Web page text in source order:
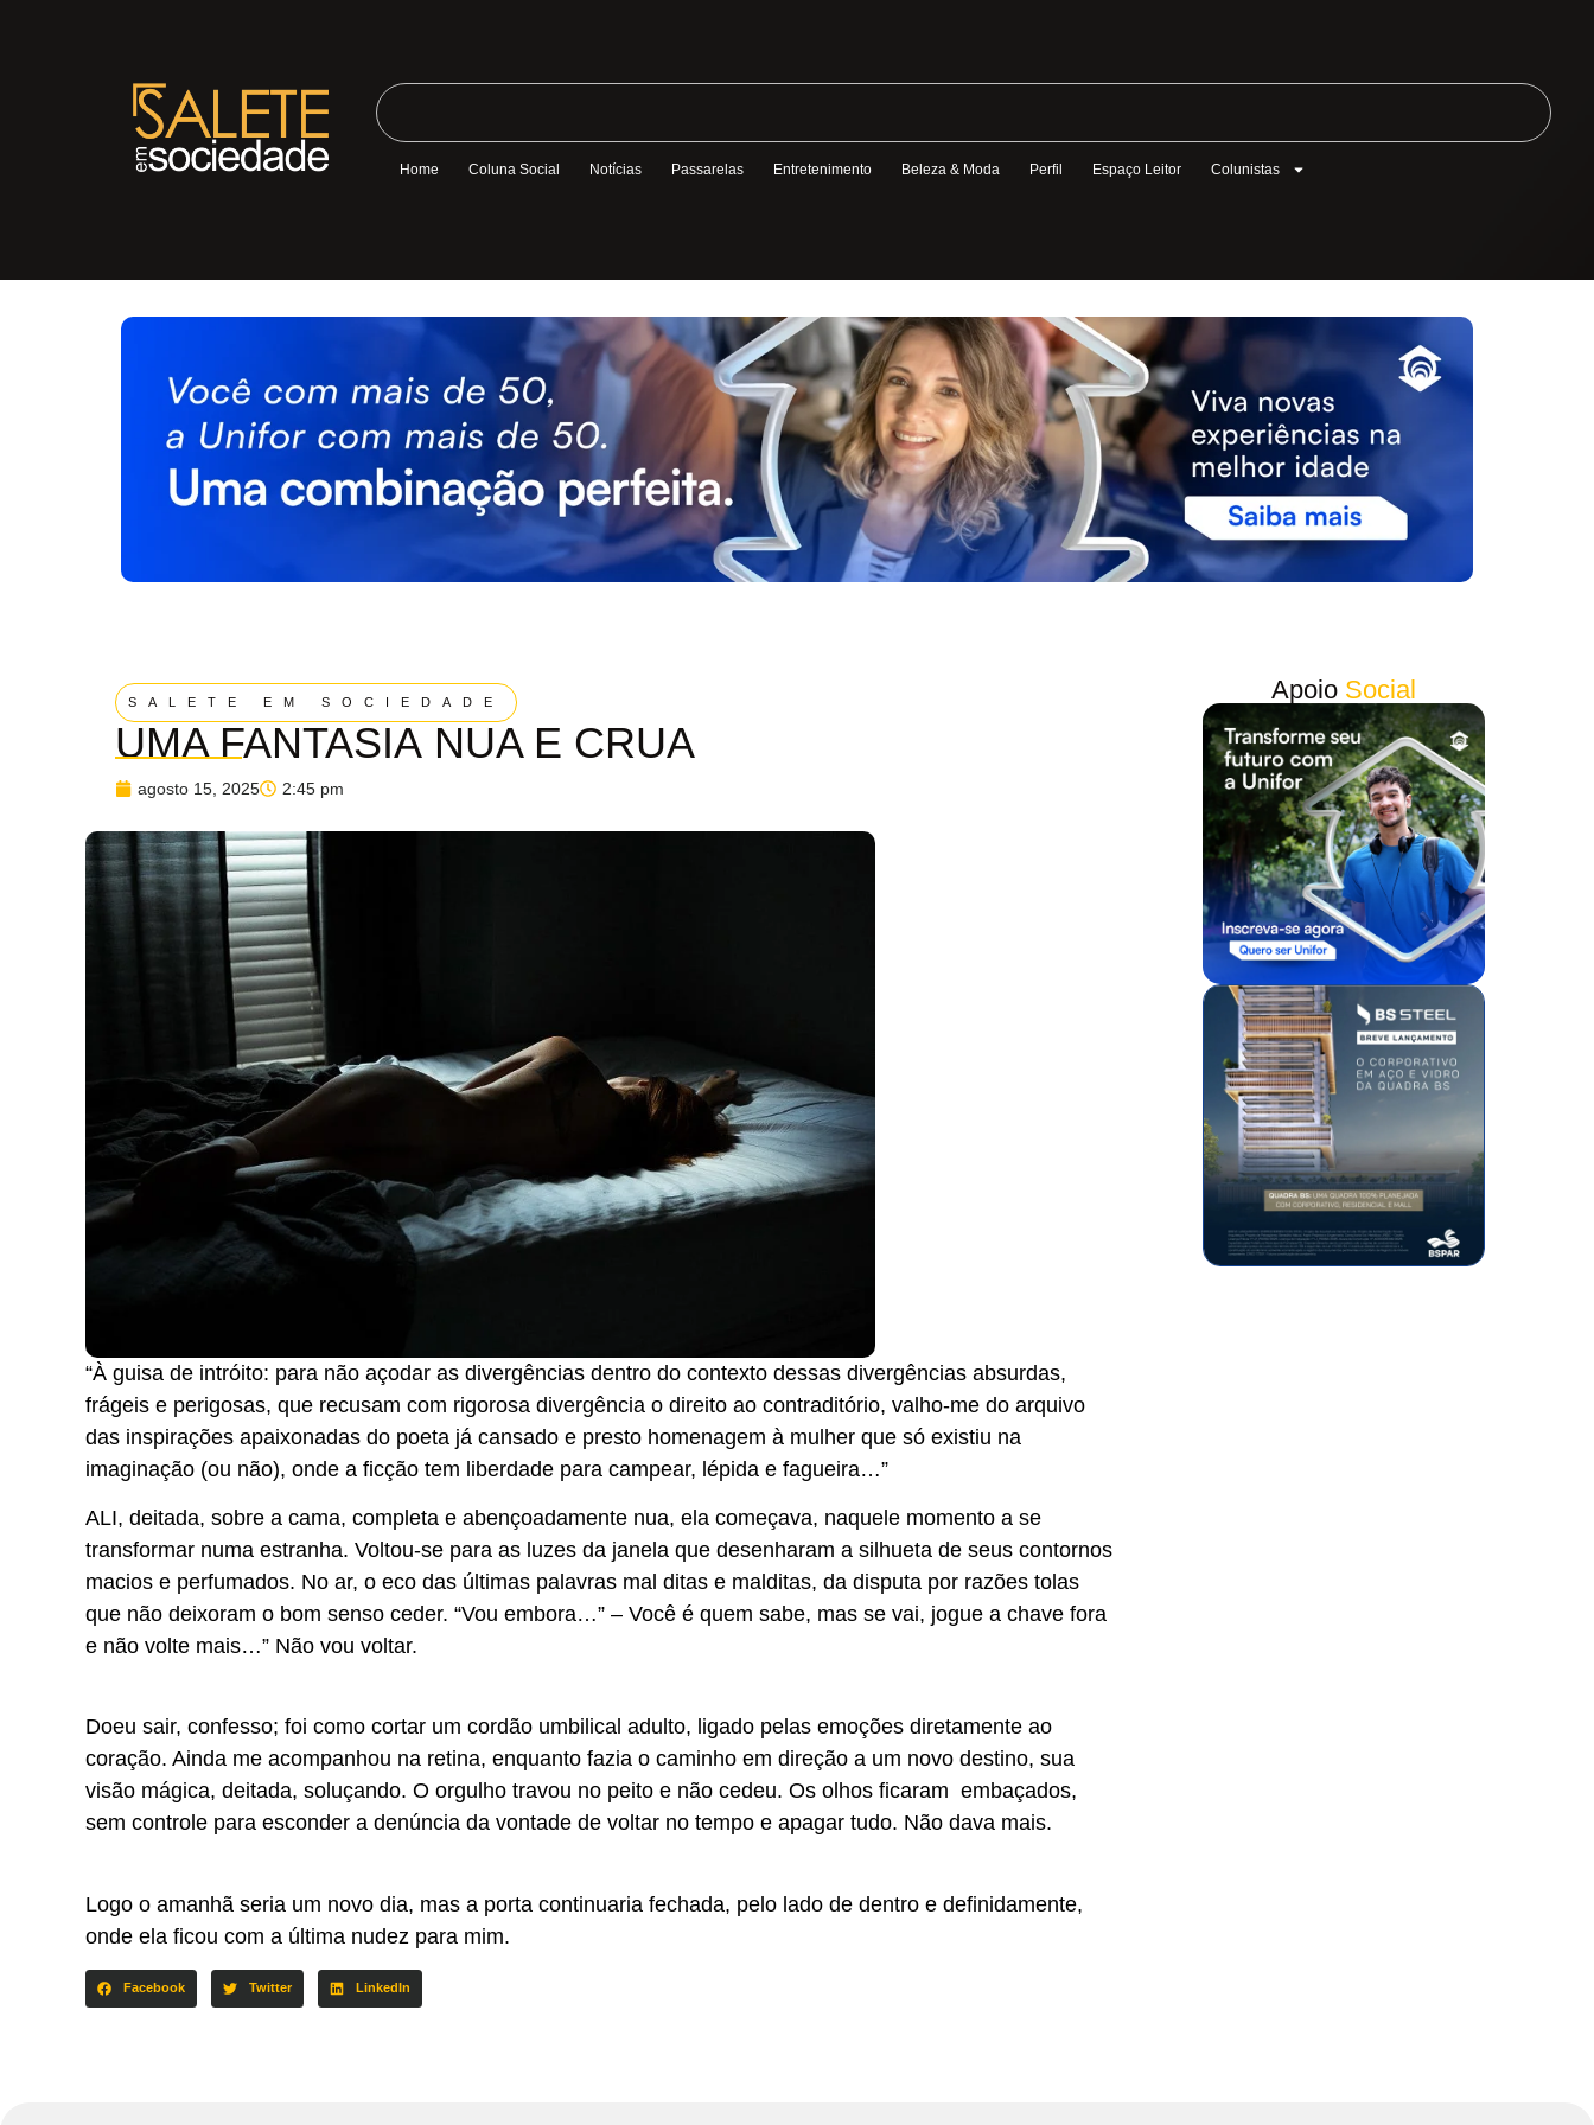
Home Coluna Social Notícias Passarelas Entretenimento Beleza & Moda Perfil Espaço Leitor Colunistas
SALETE EM SOCIEDADE
UMA FANTASIA NUA E CRUA
agosto 15, 2025 2:45 pm
“À guisa de intróito: para não açodar as divergências dentro do contexto dessas divergências absurdas,
frágeis e perigosas, que recusam com rigorosa divergência o direito ao contraditório, valho-me do arquivo
das inspirações apaixonadas do poeta já cansado e presto homenagem à mulher que só existiu na
imaginação (ou não), onde a ficção tem liberdade para campear, lépida e fagueira…”
ALI, deitada, sobre a cama, completa e abençoadamente nua, ela começava, naquele momento a se
transformar numa estranha. Voltou-se para as luzes da janela que desenharam a silhueta de seus contornos
macios e perfumados. No ar, o eco das últimas palavras mal ditas e malditas, da disputa por razões tolas
que não deixoram o bom senso ceder. “Vou embora…” – Você é quem sabe, mas se vai, jogue a chave fora
e não volte mais…” Não vou voltar.
Doeu sair, confesso; foi como cortar um cordão umbilical adulto, ligado pelas emoções diretamente ao
coração. Ainda me acompanhou na retina, enquanto fazia o caminho em direção a um novo destino, sua
visão mágica, deitada, soluçando. O orgulho travou no peito e não cedeu. Os olhos ficaram embaçados,
sem controle para esconder a denúncia da vontade de voltar no tempo e apagar tudo. Não dava mais.
Logo o amanhã seria um novo dia, mas a porta continuaria fechada, pelo lado de dentro e definidamente,
onde ela ficou com a última nudez para mim.
Facebook Twitter LinkedIn
Apoio Social